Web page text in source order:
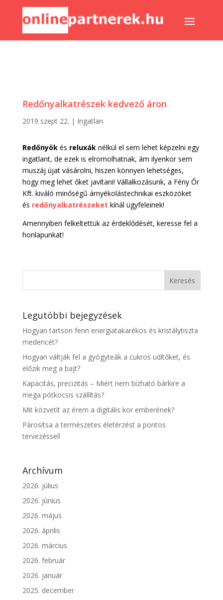
Redőnyalkatrészek kedvező áron
2019 szept 22. | Ingatlan
Redőnyökés reluxáknélkül el sem lehet képzelni egy
ingatlant, de ezek is elromolhatnak, ám ilyenkor sem
muszáj újat vásárolni, hiszen könnyen lehetséges,
hogy meg lehet őket javítani! Vállalkozásunk, a Fény Őr
Kft. kiváló minőségű árnyékolástechnikai eszközöket
és redőnyalkatrészeket kínál ügyfeleinek!
Amennyiben felkeltettük az érdeklődését, keresse fel a
honlapunkat!
Legutóbbi bejegyzések
Hogyan tartson fenn energiatakarékos és kristálytiszta
medencét?
Hogyan váltják fel a gyógyteák a cukros üdítőket, és
előzik meg a bajt?
Kapacitás, precizitás – Miért nem bízható bárkire a
mega pótkocsis szállítás?
Mit közvetít az érem a digitális kor emberének?
Párosítsa a természetes életérzést a pontos
tervezéssel!
Archívum
2026. július
2026. június
2026. május
2026. április
2026. március
2026. február
2026. január
2025. december